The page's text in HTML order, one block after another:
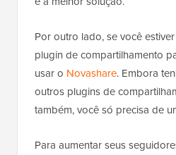
Por outro lado, se você
plugin de compartilhamento
usar o Novashare. Embora
outros plugins de
também, você só precisa de
Para aumentar seus